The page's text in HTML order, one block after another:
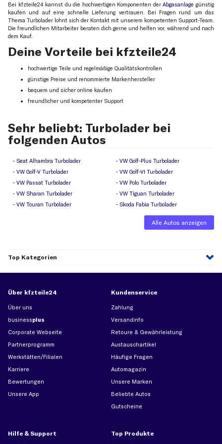
Bei kfzteile24 kannst du die hochwertigen Komponenten derAbgasanlage günstig
kaufen und auf eine schnelle Lieferung vertrauen. Bei Fragen rund um das
Thema Turbolader lohnt sich der Kontakt mit unserem kompetenten Support-Team.
Die freundlichen Mitarbeiter beraten dich gerne und helfen vor, während und nach
dem Kauf.
Deine Vorteile bei kfzteile24
hochwertige Teile und regelmäßige Qualitätskontrollen
günstige Preise und renommierte Markenhersteller
bequem und sicher online kaufen
freundlicher und kompetenter Support
Sehr beliebt: Turbolader bei
folgenden Autos
Seat Alhambra Turbolader
VW Golf-Plus Turbolader
VW Golf-V Turbolader
VW Golf-VI Turbolader
VW Passat Turbolader
VW Polo Turbolader
VW Sharan Turbolader
VW Tiguan Turbolader
VW Touran Turbolader
Skoda Fabia Turbolader
Alle Autos anzeigen
Top Kategorien
Über kfzteile24
Über uns
businessplus
Corporate Webseite
Partnerprogramm
Werkstätten/Filialen
Karriere
Bewertungen
Unsere App
Kundenservice
Zahlung
Versandinfo
Retoure & Gewährleistung
Austauschartikel
Häufige Fragen
Automagazin
Unsere Marken
Beliebte Autos
Gutscheine
Hilfe & Support Top Produkte